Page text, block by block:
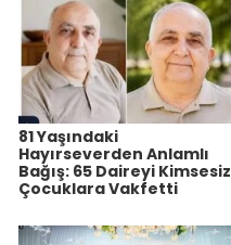
81 Yaşındaki
Hayırseverden Anlamlı
Bağış: 65 Daireyi Kimsesiz
Çocuklara Vakfetti